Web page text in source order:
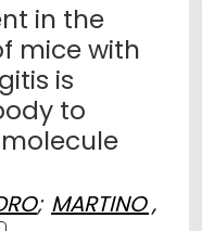
in the
mice with
is
to
; MARTINO ,